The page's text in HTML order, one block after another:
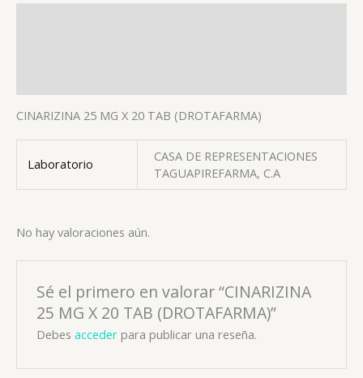
CINARIZINA 25 MG X 20 TAB (DROTAFARMA)
Laboratorio
CASA DE REPRESENTACIONES
TAGUAPIREFARMA, C.A
No hay valoraciones aún.
Sé el primero en valorar “CINARIZINA
25 MG X 20 TAB (DROTAFARMA)”
Debesacceder para publicar una reseña.